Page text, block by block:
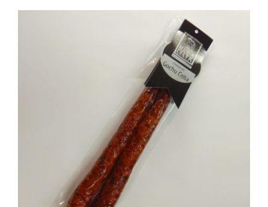
AÑADIR AL CARRITO